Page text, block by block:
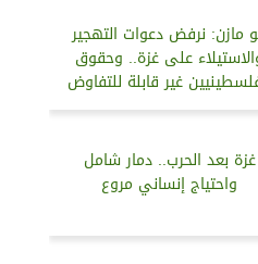
مازن: نرفض دعوات التهجير
على غزة.. وحقوق
غير قابلة للتفاوض
غزة بعد الحرب.. دمار شامل
واحتياج إنساني مروع